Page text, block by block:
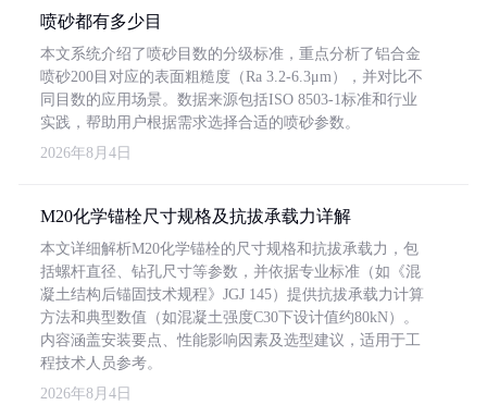
喷砂都有多少目
本文系统介绍了喷砂目数的分级标准，重点分析了铝合金
喷砂200目对应的表面粗糙度（Ra 3.2-6.3μm），并对比不
同目数的应用场景。数据来源包括ISO 8503-1标准和行业
实践，帮助用户根据需求选择合适的喷砂参数。
2026年8月4日
M20化学锚栓尺寸规格及抗拔承载力详解
本文详细解析M20化学锚栓的尺寸规格和抗拔承载力，包
括螺杆直径、钻孔尺寸等参数，并依据专业标准（如《混
凝土结构后锚固技术规程》JGJ 145）提供抗拔承载力计算
方法和典型数值（如混凝土强度C30下设计值约80kN）。
内容涵盖安装要点、性能影响因素及选型建议，适用于工
程技术人员参考。
2026年8月4日